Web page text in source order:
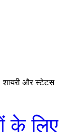
शायरी और स्टेटस
के